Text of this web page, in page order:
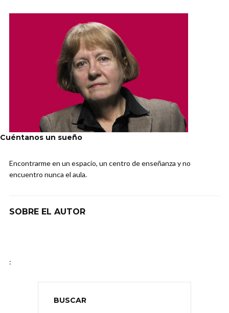
Cuéntanos un sueño
Encontrarme en un espacio, un centro de enseñanza y no
encuentro nunca el aula.
SOBRE EL AUTOR
:
BUSCAR